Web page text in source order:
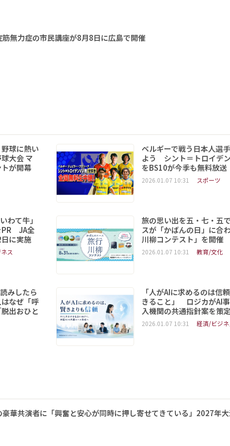
無力症の市民講座が8月8日に広島で開催
球に熱い
大会 マ
が開幕
ベルギーで戦う日本人選
よう シント＝トロイデ
をBS10が今季も無料放送
2026.01.07 10:31 スポーツ
わて牛」
PR JA全
に実施
ス
旅の思い出を五・七・五
スが「かばんの日」に合
川柳コンテスト」を開催
2026.01.07 10:31 教育/文化
みしたら
なぜ「呼
出おひと
「人がAIに求めるのは信
きること」 ロジカがAI
入機関の共通指針案を策
2026.01.07 10:31 経済/ビジネ
華共演者に「興奮と安心が同時に押し寄せてきている」2027年